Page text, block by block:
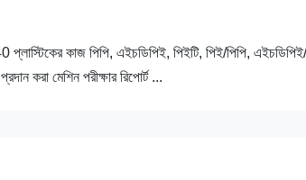
কাজ পিপি, এইচডিপিই, পিইটি, পিই/পিপি, এইচডিপিই/
করা মেশিন পরীক্ষার রিপোর্ট ...